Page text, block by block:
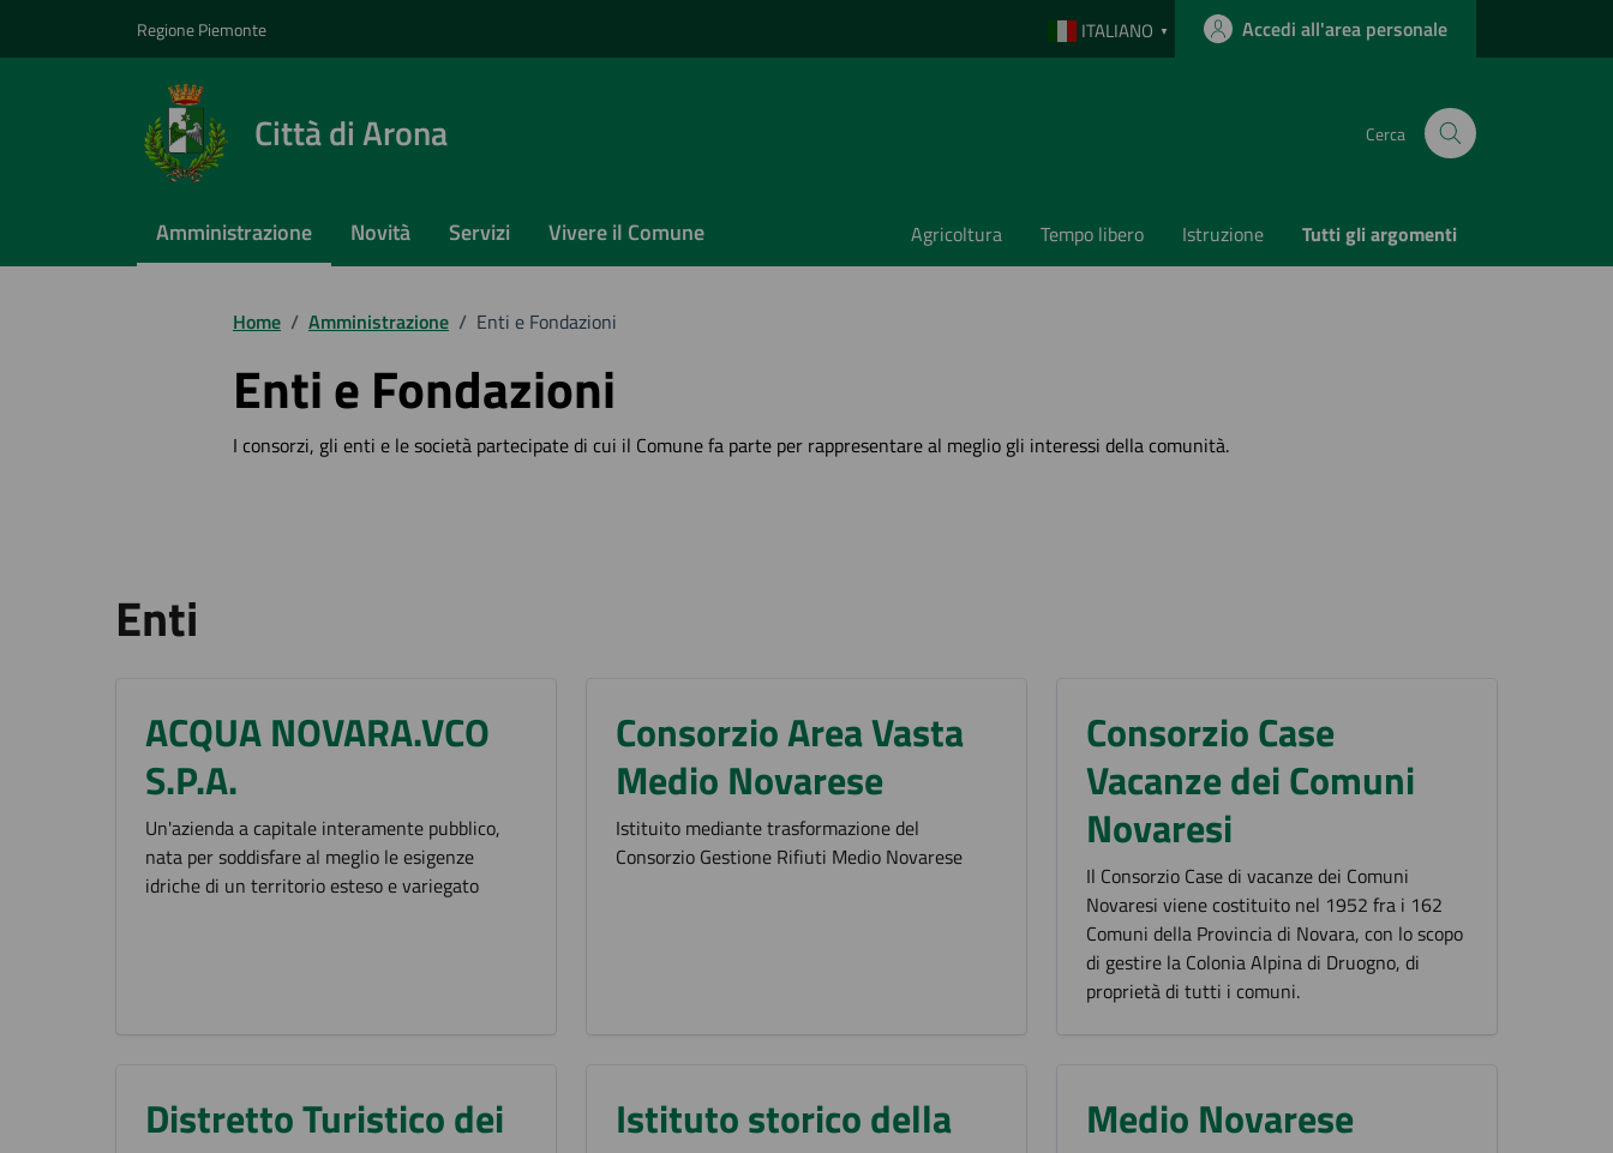
Regione Piemonte ITALIANO ▼ Accedi all'area personale
Città di Arona Cerca
Amministrazione Novità Servizi Vivere il Comune Agricoltura Tempo libero Istruzione Tutti gli argomenti
Home / Amministrazione / Enti e Fondazioni
Enti e Fondazioni
I consorzi, gli enti e le società partecipate di cui il Comune fa parte per rappresentare al meglio gli interessi della comunità.
Enti
ACQUA NOVARA.VCO
S.P.A.
Un'azienda a capitale interamente pubblico,
nata per soddisfare al meglio le esigenze
idriche di un territorio esteso e variegato
Consorzio Area Vasta
Medio Novarese
Istituito mediante trasformazione del
Consorzio Gestione Rifiuti Medio Novarese
Consorzio Case
Vacanze dei Comuni
Novaresi
Il Consorzio Case di vacanze dei Comuni
Novaresi viene costituito nel 1952 fra i 162
Comuni della Provincia di Novara, con lo scopo
di gestire la Colonia Alpina di Druogno, di
proprietà di tutti i comuni.
Distretto Turistico dei
Istituto storico della
Medio Novarese